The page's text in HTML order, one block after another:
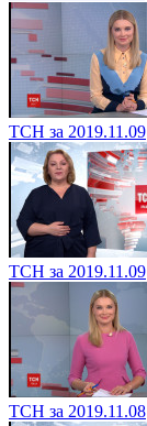
ТСН за 2019.11.09
ТСН за 2019.11.09
ТСН за 2019.11.08